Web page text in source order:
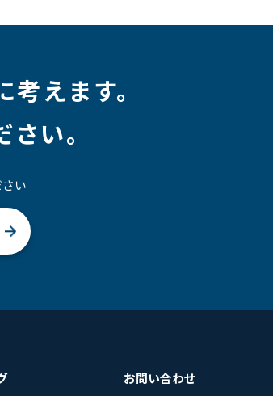
えます。
い。
い
お問い合わせ